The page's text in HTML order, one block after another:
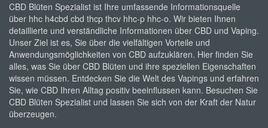
CBD Blüten Spezialist ist Ihre umfassende Informationsquelle
über hhc h4cbd cbd thcp thcv hhc-p hhc-o. Wir bieten Ihnen
detaillierte und verständliche Informationen über CBD und Vaping.
Unser Ziel ist es, Sie über die vielfältigen Vorteile und
Anwendungsmöglichkeiten von CBD aufzuklären. Hier finden Sie
alles, was Sie über CBD Blüten und ihre speziellen Eigenschaften
wissen müssen. Entdecken Sie die Welt des Vapings und erfahren
Sie, wie CBD Ihren Alltag positiv beeinflussen kann. Besuchen Sie
CBD Blüten Spezialist und lassen Sie sich von der Kraft der Natur
überzeugen.